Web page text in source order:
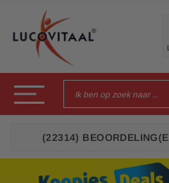
de
inhoud
(22314)